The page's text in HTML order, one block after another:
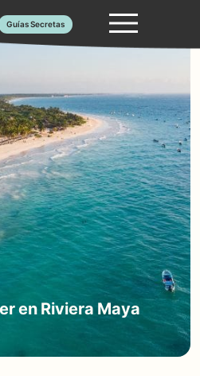
Guías Secretas
en Riviera Maya